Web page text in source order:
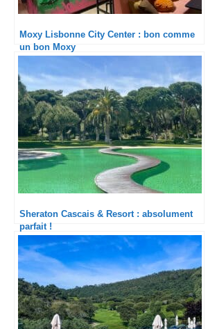
Moxy Lisbonne City Center : bon comme
un bon Moxy
Sheraton Cascais & Resort : absolument
parfait !